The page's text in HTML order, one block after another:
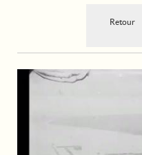
Retour